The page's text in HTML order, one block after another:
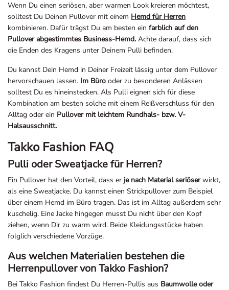
Wenn Du einen seriösen, aber warmen Look kreieren möchtest,
solltest Du Deinen Pullover mit einem Hemd für Herren
kombinieren. Dafür trägst Du am besten ein farblich auf den
Pullover abgestimmtes Business-Hemd. Achte darauf, dass sich
die Enden des Kragens unter Deinem Pulli befinden.
Du kannst Dein Hemd in Deiner Freizeit lässig unter dem Pullover
hervorschauen lassen. Im Büro oder zu besonderen Anlässen
solltest Du es hineinstecken. Als Pulli eignen sich für diese
Kombination am besten solche mit einem Reißverschluss für den
Alltag oder ein Pullover mit leichtem Rundhals- bzw. V-
Halsausschnitt.
Takko Fashion FAQ
Pulli oder Sweatjacke für Herren?
Ein Pullover hat den Vorteil, dass er je nach Material seriöserwirkt,
als eine Sweatjacke. Du kannst einen Strickpullover zum Beispiel
über einem Hemd im Büro tragen. Das ist im Alltag außerdem sehr
kuschelig. Eine Jacke hingegen musst Du nicht über den Kopf
ziehen, wenn Dir zu warm wird. Beide Kleidungsstücke haben
folglich verschiedene Vorzüge.
Aus welchen Materialien bestehen die
Herrenpullover von Takko Fashion?
Bei Takko Fashion findest Du Herren-Pullis aus Baumwolle oder